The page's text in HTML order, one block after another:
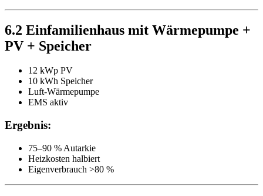
6.2 Einfamilienhaus mit Wärmepumpe +
PV + Speicher
12 kWp PV
10 kWh Speicher
Luft-Wärmepumpe
EMS aktiv
Ergebnis:
75–90 % Autarkie
Heizkosten halbiert
Eigenverbrauch >80 %